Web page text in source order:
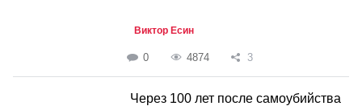
Виктор Есин
0 4874 3
Через 100 лет после самоубийства